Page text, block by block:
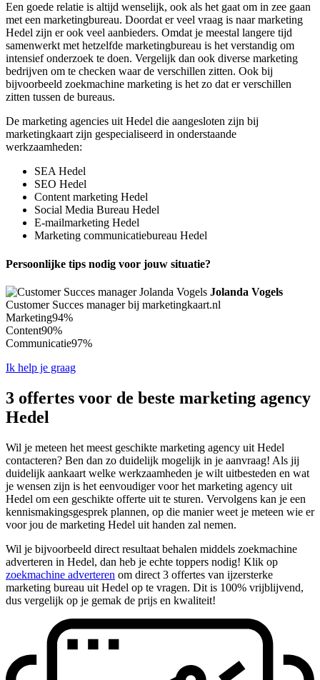
Een goede relatie is altijd wenselijk, ook als het gaat om in zee gaan
met een marketingbureau. Doordat er veel vraag is naar marketing
Hedel zijn er ook veel aanbieders. Omdat je meestal langere tijd
samenwerkt met hetzelfde marketingbureau is het verstandig om
intensief onderzoek te doen. Vergelijk dan ook diverse marketing
bedrijven om te checken waar de verschillen zitten. Ook bij
bijvoorbeeld zoekmachine marketing is het zo dat er verschillen
zitten tussen de bureaus.
De marketing agencies uit Hedel die aangesloten zijn bij
marketingkaart zijn gespecialiseerd in onderstaande
werkzaamheden:
SEA Hedel
SEO Hedel
Content marketing Hedel
Social Media Bureau Hedel
E-mailmarketing Hedel
Marketing communicatiebureau Hedel
Persoonlijke tips nodig voor jouw situatie?
Jolanda Vogels
Customer Succes manager bij marketingkaart.nl
Marketing94%
Content90%
Communicatie97%
Ik help je graag
3 offertes voor de beste marketing agency
Hedel
Wil je meteen het meest geschikte marketing agency uit Hedel
contacteren? Ben dan zo duidelijk mogelijk in je aanvraag! Als jij
duidelijk aankaart welke werkzaamheden je wilt uitbesteden en wat
je wensen zijn is het eenvoudiger voor het marketing agency uit
Hedel om een geschikte offerte uit te sturen. Vervolgens kan je een
kennismakingsgesprek plannen, op die manier weet je meteen wie er
voor jou de marketing Hedel uit handen zal nemen.
Wil je bijvoorbeeld direct resultaat behalen middels zoekmachine
adverteren in Hedel, dan heb je echte toppers nodig! Klik op
zoekmachine adverteren om direct 3 offertes van ijzersterke
marketing bureau uit Hedel op te vragen. Dit is 100% vrijblijvend,
dus vergelijk op je gemak de prijs en kwaliteit!